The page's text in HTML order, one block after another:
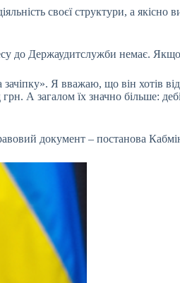
своєї структури, а
до Держаудитслужби немає.
Я вважаю, що він хотів
А загалом їх значно більше:
документ – постанова